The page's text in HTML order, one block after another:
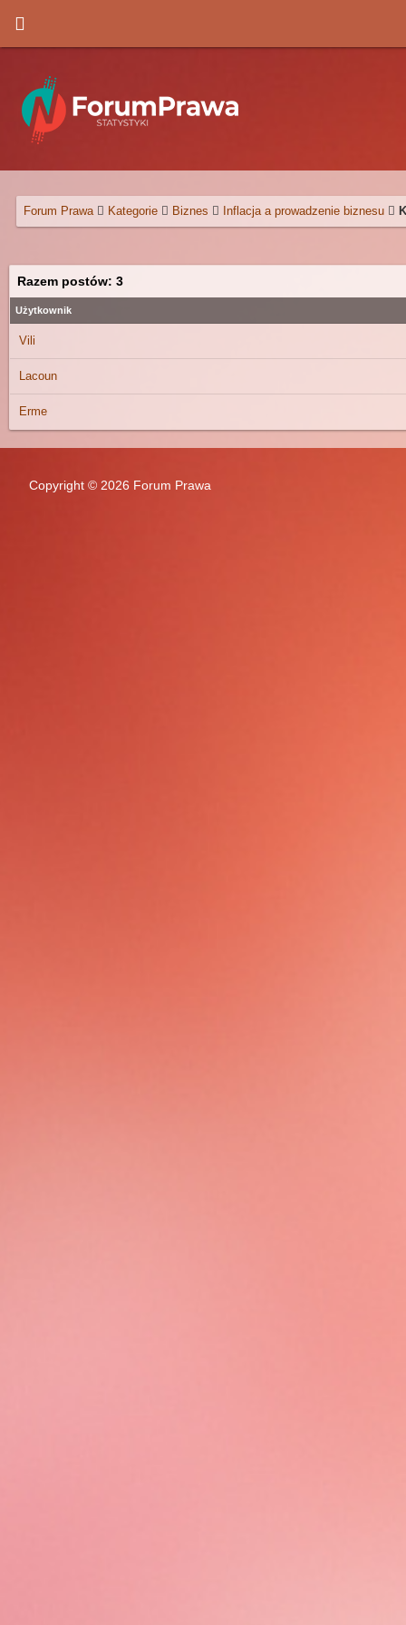
Forum Prawa Kategorie Biznes Inflacja a prowadzenie biznesu
Razem postów: 3
Użytkownik
Vili
Lacoun
Erme
Copyright © 2026 Forum Prawa